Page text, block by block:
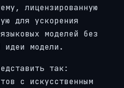
лицензированную
для ускорения
моделей без
идеи модели.
так:
с искусственным